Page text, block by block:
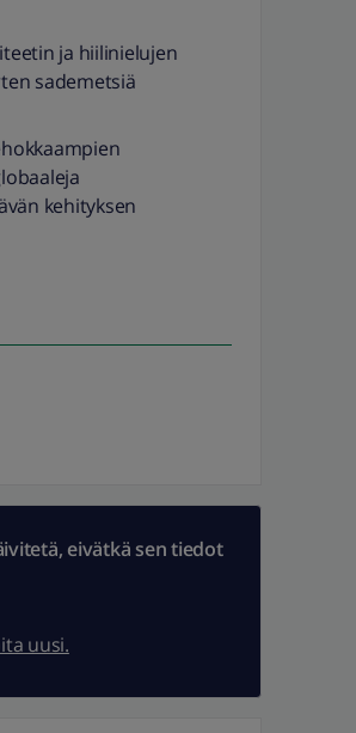
ja hiilinielujen
sademetsiä
kehityksen
eivätkä sen tiedot
uusi.